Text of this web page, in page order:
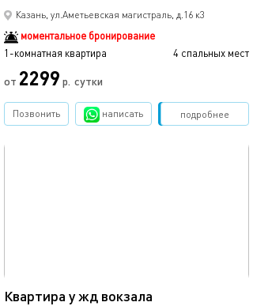
Казань, ул.Аметьевская магистраль, д.16 к3
моментальное бронирование
1-комнатная квартира
4 спальных мест
от 2299 р. сутки
подробнее
Позвонить написать Забронировать
Квартира у жд вокзала